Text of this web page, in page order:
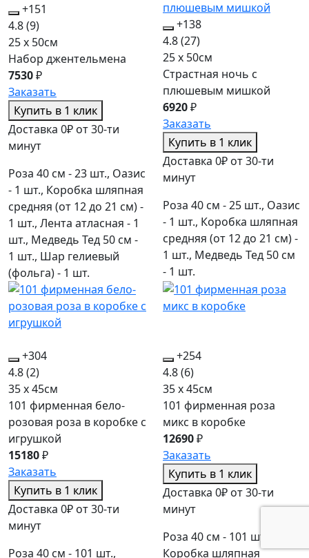
+151
4.8(9)
25 x 50см
Набор джентельмена
7530₽
Заказать
Купить в 1 клик
Доставка 0₽ от 30-ти
минут
Роза 40 см - 23 шт., Оазис
- 1 шт., Коробка шляпная
средняя (от 12 до 21 см) -
1 шт., Лента атласная - 1
шт., Медведь Тед 50 см -
1 шт., Шар гелиевый
(фольга) - 1 шт.
+138
4.8(27)
25 x 50см
Страстная ночь с
плюшевым мишкой
6920₽
Заказать
Купить в 1 клик
Доставка 0₽ от 30-ти
минут
Роза 40 см - 25 шт., Оазис
- 1 шт., Коробка шляпная
средняя (от 12 до 21 см) -
1 шт., Медведь Тед 50 см
- 1 шт.
+304
4.8(2)
35 x 45см
101 фирменная бело-
розовая роза в коробке c
игрушкой
15180₽
Заказать
Купить в 1 клик
Доставка 0₽ от 30-ти
минут
Роза 40 см - 101 шт.,
+254
4.8(6)
35 x 45см
101 фирменная роза
микс в коробке
12690₽
Заказать
Купить в 1 клик
Доставка 0₽ от 30-ти
минут
Роза 40 см - 101 шт.,
Коробка шляпная